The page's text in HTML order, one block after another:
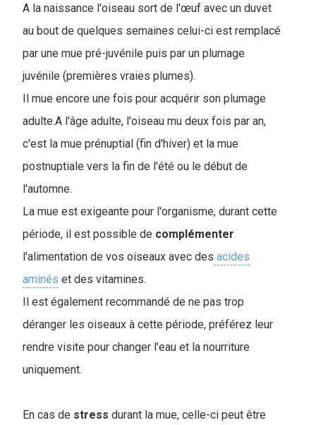
A la naissance l'oiseau sort de l'œuf avec un duvet
au bout de quelques semaines celui-ci est remplacé
par une mue pré-juvénile puis par un plumage
juvénile (premières vraies plumes).
Il mue encore une fois pour acquérir son plumage
adulte.A l'âge adulte, l'oiseau mu deux fois par an,
c'est la mue prénuptial (fin d'hiver) et la mue
postnuptiale vers la fin de l'été ou le début de
l'automne.
La mue est exigeante pour l'organisme, durant cette
période, il est possible de complémenter
l'alimentation de vos oiseaux avec des acides
aminés et des vitamines.
Il est également recommandé de ne pas trop
déranger les oiseaux à cette période, préférez leur
rendre visite pour changer l'eau et la nourriture
uniquement.
En cas de stress durant la mue, celle-ci peut être